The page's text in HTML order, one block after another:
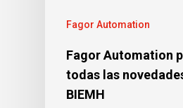
Fagor Automation
Fagor Automation
todas las
BIEMH